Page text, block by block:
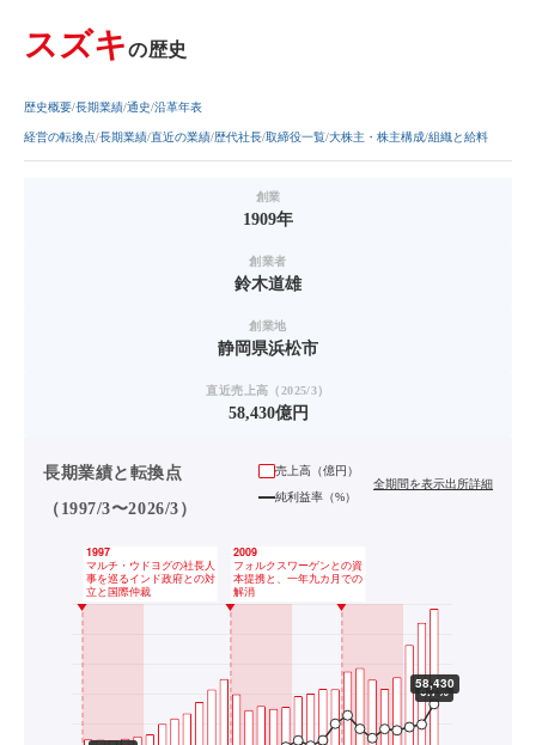
スズキの歴史
歴史概要 長期業績 通史 沿革年表
経営の転換点 長期業績 直近の業績 歴代社長 取締役一覧 大株主・株主構成 組織と給料
創業
1909年
創業者
鈴木道雄
創業地
静岡県浜松市
直近売上高（2025/3）
58,430億円
長期業績と転換点
（1997/3〜2026/3）
売上高（億円）
純利益率（%）
全期間を表示出所詳細